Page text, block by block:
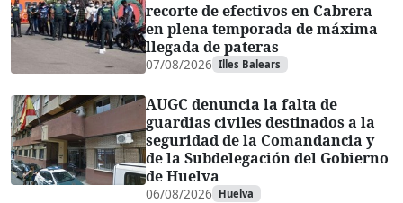
recorte de efectivos en Cabrera
en plena temporada de máxima
llegada de pateras
07/08/2026 Illes Balears
AUGC denuncia la falta de
guardias civiles destinados a la
seguridad de la Comandancia y
de la Subdelegación del Gobierno
de Huelva
06/08/2026 Huelva